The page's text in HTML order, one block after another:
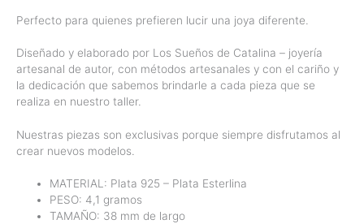
Perfecto para quienes prefieren lucir una joya diferente.
Diseñado y elaborado por Los Sueños de Catalina – joyería
artesanal de autor, con métodos artesanales y con el cariño y
la dedicación que sabemos brindarle a cada pieza que se
realiza en nuestro taller.
Nuestras piezas son exclusivas porque siempre disfrutamos al
crear nuevos modelos.
MATERIAL: Plata 925 – Plata Esterlina
PESO: 4,1 gramos
TAMAÑO: 38 mm de largo